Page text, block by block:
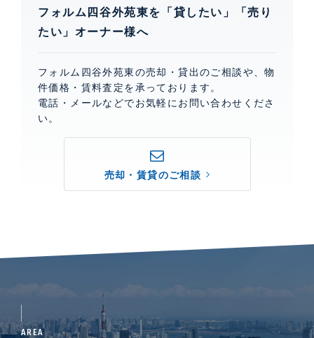
フォルム四谷外苑東を「貸したい」「売り
たい」オーナー様へ
フォルム四谷外苑東の売却・貸出のご相談や、物
件価格・賃料査定を承っております。
電話・メールなどでお気軽にお問い合わせくださ
い。
売却・賃貸のご相談
AREA